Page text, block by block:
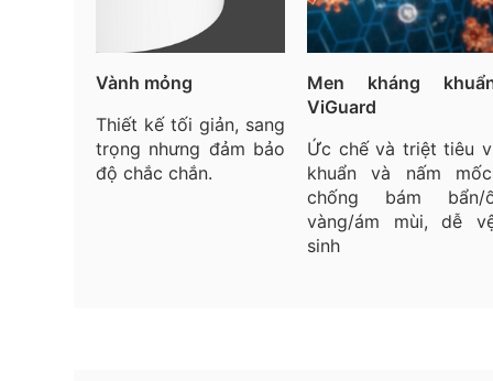
Vành mỏng
Thiết kế tối giản, sang
trọng nhưng đảm bảo
độ chắc chắn.
Men kháng
ViGuard
Ức chế và triệt tiêu
khuẩn
và nấm mốc
chống
bám bẩn/
vàng/ám mùi,dễ
sinh